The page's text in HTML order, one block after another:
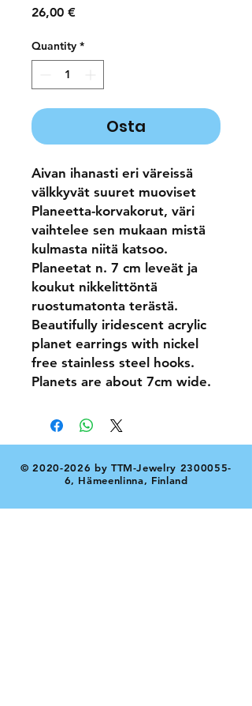
26,00 €Price
Quantity *
Osta
Aivan ihanasti eri väreissä
välkkyvät suuret muoviset
Planeetta-korvakorut, väri
vaihtelee sen mukaan mistä
kulmasta niitä katsoo.
Planeetat n. 7 cm leveät ja
koukut nikkelittöntä
ruostumatonta terästä.
Beautifully iridescent acrylic
planet earrings with nickel
free stainless steel hooks.
Planets are about 7cm wide.
©2020-2026 by TTM-Jewelry 2300055-
6, Hämeenlinna, Finland